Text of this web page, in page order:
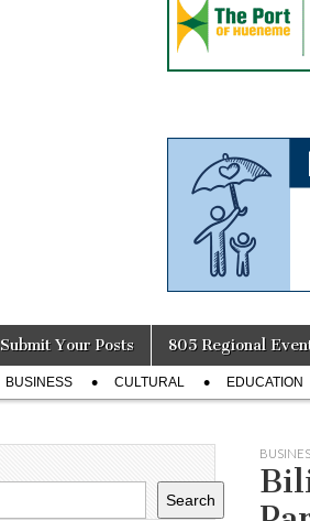
Submit Your Posts 805 Regional
BUSINESS CULTURAL EDUCATION
Search